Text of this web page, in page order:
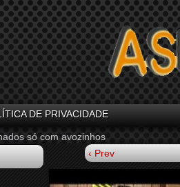
DE PRIVACIDADE
só com avozinhos
‹ Prev